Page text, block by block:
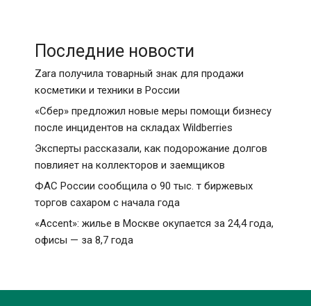
Последние новости
Zara получила товарный знак для продажи
косметики и техники в России
«Сбер» предложил новые меры помощи бизнесу
после инцидентов на складах Wildberries
Эксперты рассказали, как подорожание долгов
повлияет на коллекторов и заемщиков
ФАС России сообщила о 90 тыс. т биржевых
торгов сахаром с начала года
«Accent»: жилье в Москве окупается за 24,4 года,
офисы — за 8,7 года